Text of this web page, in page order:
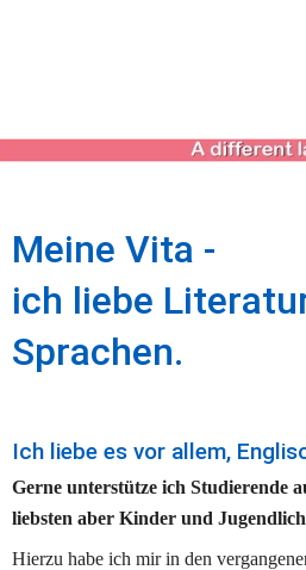
Meine Vita -
ich liebe
Sprachen.
Ich liebe es vor allem,
Gerne unterstütze ich Studierende
liebsten aber Kinder und
Hierzu habe ich mir in den